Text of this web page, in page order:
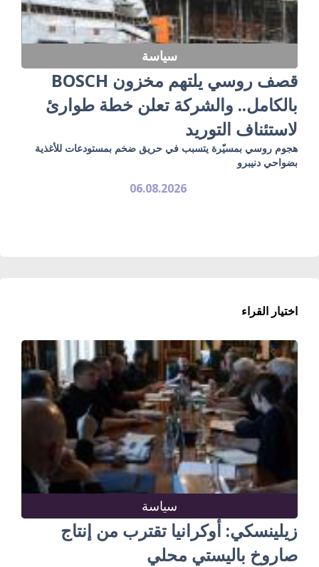
سياسة
قصف روسي يلتهم مخزون BOSCH
بالكامل.. والشركة تعلن خطة طوارئ
لاستئناف التوريد
هجوم روسي بمسيّرة يتسبب في حريق ضخم بمستودعات للأغذية
بضواحي دنيبرو
06.08.2026
اختيار القراء
سياسة
زيلينسكي: أوكرانيا تقترب من إنتاج
صاروخ باليستي محلي